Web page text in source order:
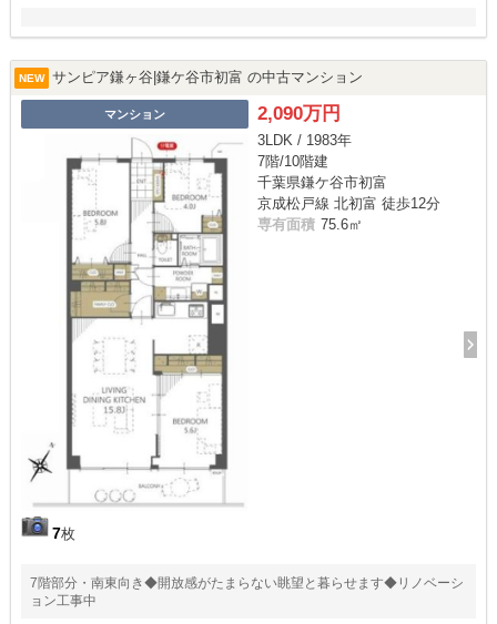
NEW サンピア鎌ヶ谷|鎌ケ谷市初富 の中古マンション
マンション
7枚
2,090万円
3LDK / 1983年
7階/10階建
千葉県鎌ケ谷市初富
京成松戸線 北初富 徒歩12分
専有面積 75.6㎡
7階部分・南東向き◆開放感がたまらない眺望と暮らせます◆リノベーシ
ョン工事中